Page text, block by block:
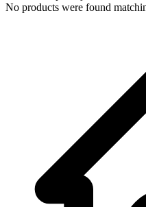
No products were found